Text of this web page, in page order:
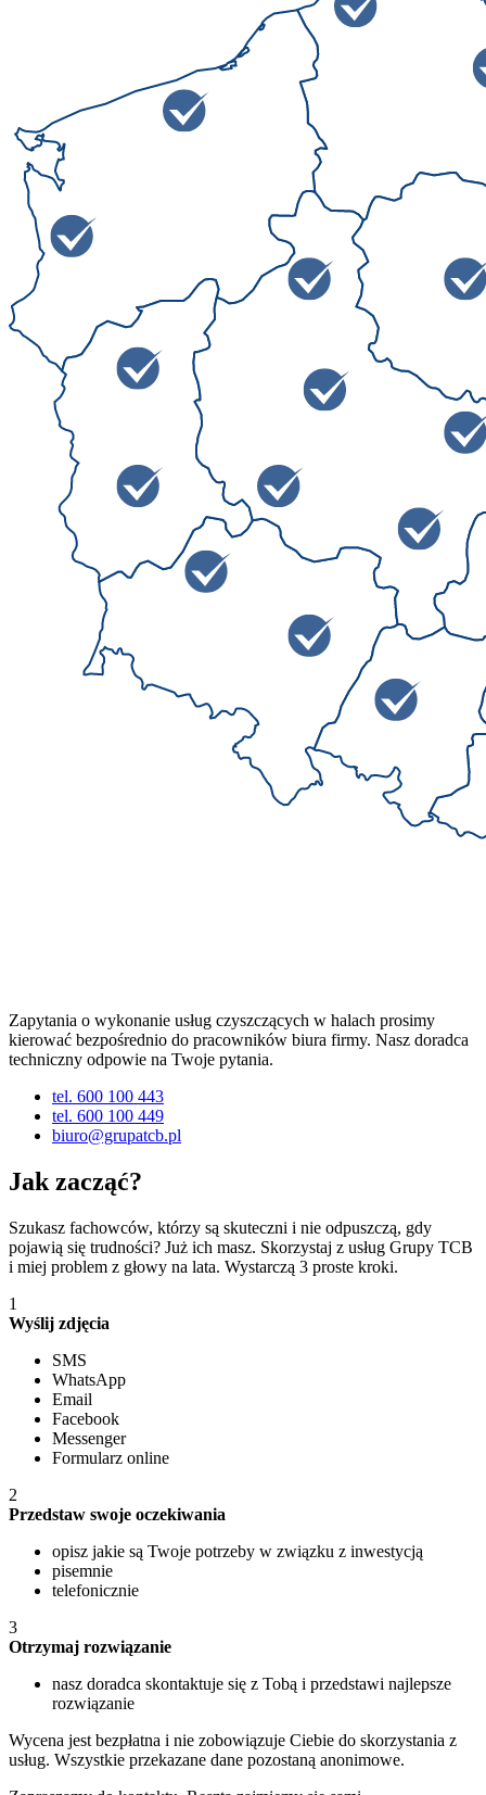
Zapytania o wykonanie usług czyszczących w halach prosimy
kierować bezpośrednio do pracowników biura firmy. Nasz doradca
techniczny odpowie na Twoje pytania.
tel. 600 100 443
tel. 600 100 449
biuro@grupatcb.pl
Jak zacząć?
Szukasz fachowców, którzy są skuteczni i nie odpuszczą, gdy
pojawią się trudności? Już ich masz. Skorzystaj z usług Grupy TCB
i miej problem z głowy na lata. Wystarczą 3 proste kroki.
1
Wyślij zdjęcia
SMS
WhatsApp
Email
Facebook
Messenger
Formularz online
2
Przedstaw swoje oczekiwania
opisz jakie są Twoje potrzeby w związku z inwestycją
pisemnie
telefonicznie
3
Otrzymaj rozwiązanie
nasz doradca skontaktuje się z Tobą i przedstawi najlepsze
rozwiązanie
Wycena jest bezpłatna i nie zobowiązuje Ciebie do skorzystania z
usług. Wszystkie przekazane dane pozostaną anonimowe.